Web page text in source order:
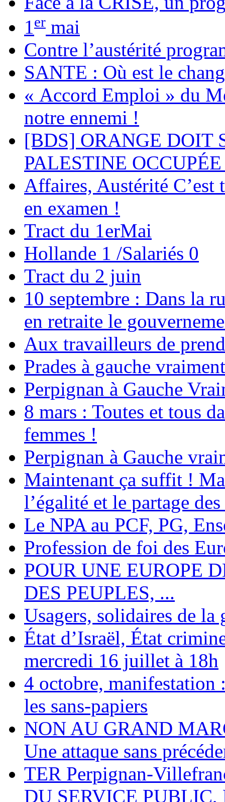
1er mai
Contre l’austérité
SANTE : Où est le
« Accord Emploi » du
notre ennemi !
[BDS] ORANGE DOIT
PALESTINE
Affaires, Austérité C’est
en examen !
Tract du 1erMai
Hollande 1 /Salariés 0
Tract du 2 juin
10 septembre : Dans la
en retraite le
Aux travailleurs de
Prades à gauche
Perpignan à Gauche
8 mars : Toutes et tous
femmes !
Perpignan à Gauche
Maintenant ça suffit !
l’égalité et le partage des
Le NPA au PCF, PG,
Profession de foi des
POUR UNE EUROPE
DES PEUPLES, ...
Usagers, solidaires de la
État d’Israël, État
mercredi 16 juillet à 18h
4 octobre, manifestation
les sans-papiers
NON AU GRAND
Une attaque sans
TER Perpignan-
DU SERVICE